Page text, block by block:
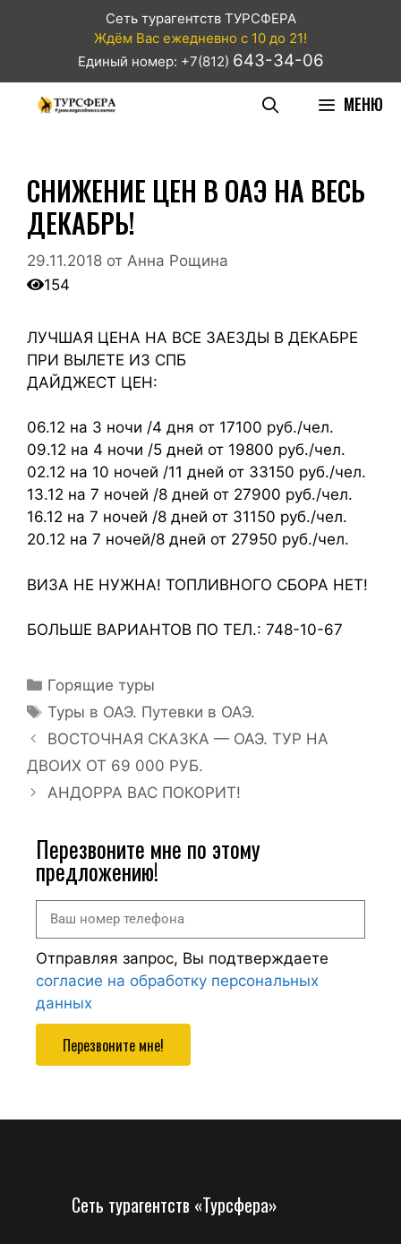
Сеть турагентств ТУРСФЕРА
Ждём Вас ежедневно с 10 до 21!
Единый номер: +7(812) 643-34-06
МЕНЮ
СНИЖЕНИЕ ЦЕН В ОАЭ НА ВЕСЬ
ДЕКАБРЬ!
29.11.2018 от Анна Рощина
154
ЛУЧШАЯ ЦЕНА НА ВСЕ ЗАЕЗДЫ В ДЕКАБРЕ
ПРИ ВЫЛЕТЕ ИЗ СПБ
ДАЙДЖЕСТ ЦЕН:
06.12 на 3 ночи /4 дня от 17100 руб./чел.
09.12 на 4 ночи /5 дней от 19800 руб./чел.
02.12 на 10 ночей /11 дней от 33150 руб./чел.
13.12 на 7 ночей /8 дней от 27900 руб./чел.
16.12 на 7 ночей /8 дней от 31150 руб./чел.
20.12 на 7 ночей/8 дней от 27950 руб./чел.
ВИЗА НЕ НУЖНА! ТОПЛИВНОГО СБОРА НЕТ!
БОЛЬШЕ ВАРИАНТОВ ПО ТЕЛ.: 748-10-67
Горящие туры
Туры в ОАЭ. Путевки в ОАЭ.
ВОСТОЧНАЯ СКАЗКА — ОАЭ. ТУР НА
ДВОИХ ОТ 69 000 РУБ.
АНДОРРА ВАС ПОКОРИТ!
Перезвоните мне по этому
предложению!
Отправляя запрос, Вы подтверждаете
согласие на обработку персональных
данных
Перезвоните мне!
Сеть турагентств «Турсфера»